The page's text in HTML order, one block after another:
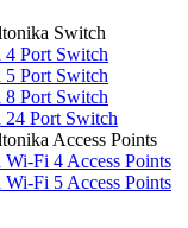
Switch
4 Port Switch
5 Port Switch
8 Port Switch
24 Port Switch
Access Points
Wi-Fi 4 Access Points
Wi-Fi 5 Access Points